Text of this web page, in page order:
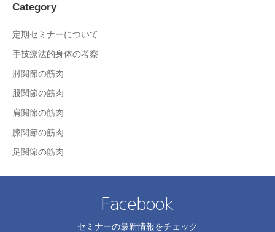
Category
定期セミナーについて
手技療法的身体の考察
肘関節の筋肉
股関節の筋肉
肩関節の筋肉
膝関節の筋肉
足関節の筋肉
Facebook
セミナーの最新情報をチェック